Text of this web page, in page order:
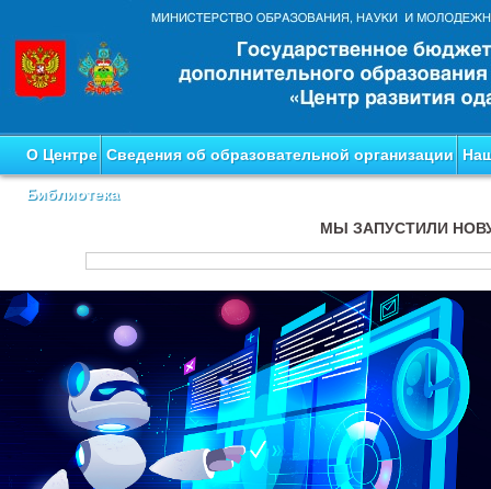
О Центре Сведения об образовательной организации
Библиотека
МЫ ЗАПУСТИЛИ